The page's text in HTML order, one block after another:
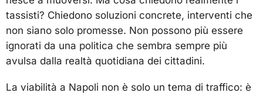
tassisti? Chiedono soluzioni concrete, interventi che
non siano solo promesse. Non possono più essere
ignorati da una politica che sembra sempre più
avulsa dalla realtà quotidiana dei cittadini.
La viabilità a Napoli non è solo un tema di traffico: è